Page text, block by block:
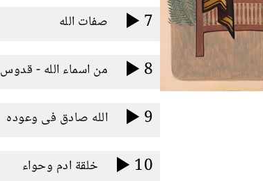
7 صفات الله
8 من اسماء الله - قدوس
9 الله صادق فى وعوده
10 خلقة ادم وحواء